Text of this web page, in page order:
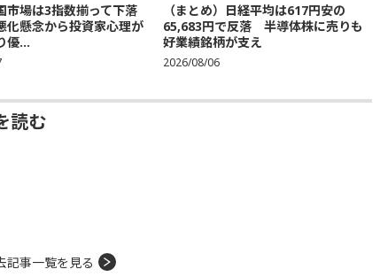
市場は3指数揃って下落
化懸念から投資家心理が
優...
（まとめ）日経平均は617円安の
65,683円で反落 半導体株に売りも
好業績銘柄が支え
2026/08/06
読む
記事一覧を見る